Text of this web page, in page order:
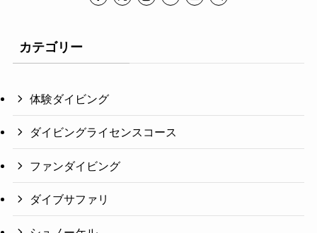
カテゴリー
体験ダイビング
ダイビングライセンスコース
ファンダイビング
ダイブサファリ